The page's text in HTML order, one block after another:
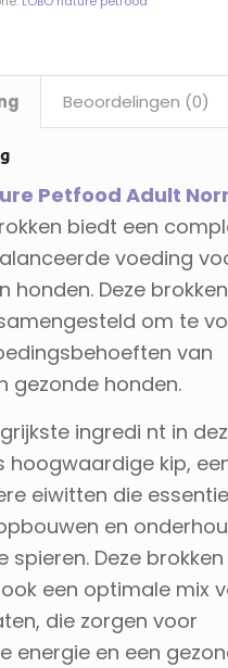
Beoordelingen (0)
Petfood Adult
biedt een
voeding
honden. Deze
om te
van
gezonde honden.
ingredi nt in
hoogwaardige kip,
eiwitten die
en
spieren. Deze brokken
een optimale mix
die zorgen voor
energie en een